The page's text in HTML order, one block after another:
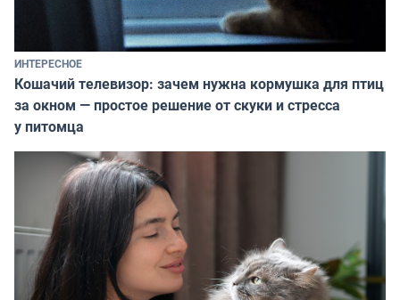
ИНТЕРЕСНОЕ
Кошачий телевизор: зачем нужна кормушка для птиц
за окном — простое решение от скуки и стресса
у питомца